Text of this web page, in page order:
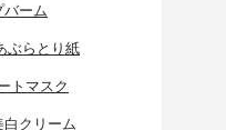
バーム
ぶらとり紙
トマスク
白クリーム